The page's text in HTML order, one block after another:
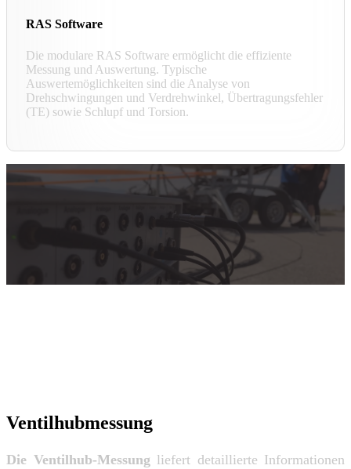
RAS Software
Die modulare RAS Software ermöglicht die effiziente
Messung und Auswertung. Typische
Auswertemöglichkeiten sind die Analyse von
Drehschwingungen und Verdrehwinkel, Übertragungsfehler
(TE) sowie Schlupf und Torsion.
Ventilhubmessung
Die Ventilhub-Messung liefert detaillierte Informationen